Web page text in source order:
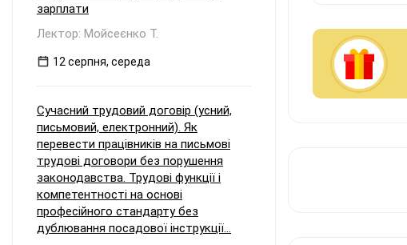
зарплати
Лектор: Мойсеєнко Т.
12 серпня, середа
Сучасний трудовий договір (усний,
письмовий, електронний). Як
перевести працівників на письмові
трудові договори без порушення
законодавства. Трудові функції і
компетентності на основі
професійного стандарту без
дублювання посадової інструкції...